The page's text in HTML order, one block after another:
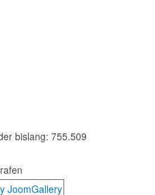
bislang: 755.509